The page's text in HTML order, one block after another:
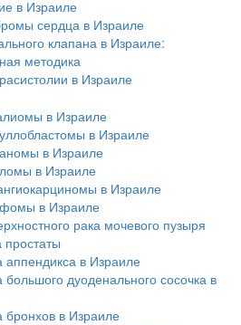
в Израиле
сердца в Израиле
клапана в Израиле:
методика
в Израиле
в Израиле
в Израиле
в Израиле
в Израиле
в Израиле
в Израиле
рака мочевого пузыря
простаты
аппендикса в Израиле
большого дуоденального сосочка в
бронхов в Израиле